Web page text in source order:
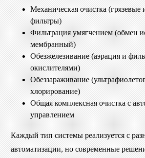
Механическая очистка (грязевые
фильтры)
Фильтрация умягчением (обмен
мембранный)
Обезжелезивание (аэрация и
окислителями)
Обеззараживание
хлорирование)
Общая комплексная очистка с
управлением
Каждый тип системы реализуется с
автоматизации, но современные